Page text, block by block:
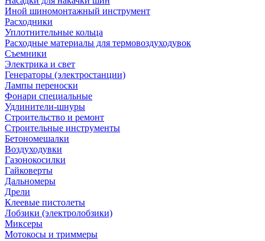
Иной шиномонтажный инструмент
Расходники
Уплотнительные кольца
Расходные материалы для термовоздуходувок
Съемники
Электрика и свет
Генераторы (электростанции)
Лампы переноски
Фонари специальные
Удлинители-шнуры
Строительство и ремонт
Строительные инструменты
Бетономешалки
Воздуходувки
Газонокосилки
Гайковерты
Дальномеры
Дрели
Клеевые пистолеты
Лобзики (электролобзики)
Миксеры
Мотокосы и триммеры